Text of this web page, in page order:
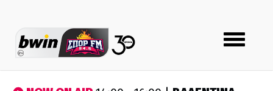
Toggle
navigation